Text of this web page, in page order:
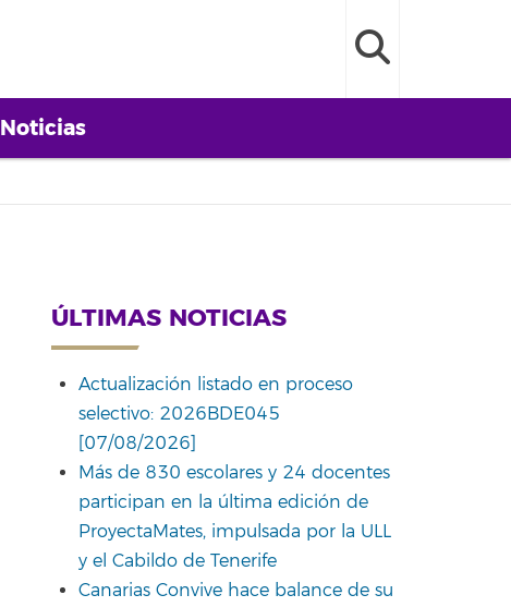
Noticias
ÚLTIMAS NOTICIAS
Actualización listado en proceso
selectivo: 2026BDE045
[07/08/2026]
Más de 830 escolares y 24 docentes
participan en la última edición de
ProyectaMates, impulsada por la ULL
y el Cabildo de Tenerife
Canarias Convive hace balance de su